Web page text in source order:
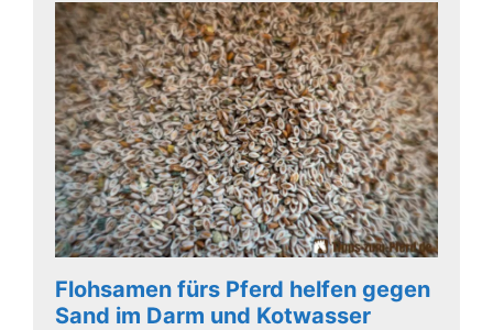
Flohsamen fürs Pferd helfen gegen
Sand im Darm und Kotwasser